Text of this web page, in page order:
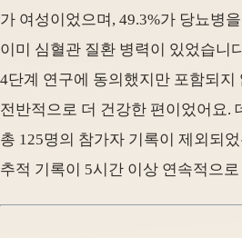
가 여성이었으며, 49.3%가 당뇨병
이미 심혈관 질환 병력이 있었습니
4단계 연구에 동의했지만 포함되지
전반적으로 더 건강한 편이었어요.
총 125명의 참가자 기록이 제외되
추적 기록이 5시간 이상 연속적으